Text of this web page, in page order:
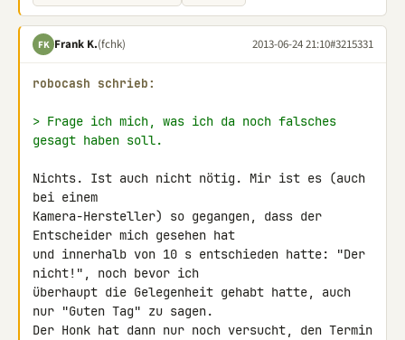
FK Frank K.(fchk) 2013-06-24 21:10#3215331
robocash schrieb:
> Frage ich mich, was ich da noch falsches
gesagt haben soll.
Nichts. Ist auch nicht nötig. Mir ist es (auch
bei einem
Kamera-Hersteller) so gegangen, dass der
Entscheider mich gesehen hat
und innerhalb von 10 s entschieden hatte: "Der
nicht!", noch bevor ich
überhaupt die Gelegenheit gehabt hatte, auch
nur "Guten Tag" zu sagen.
Der Honk hat dann nur noch versucht, den Termin